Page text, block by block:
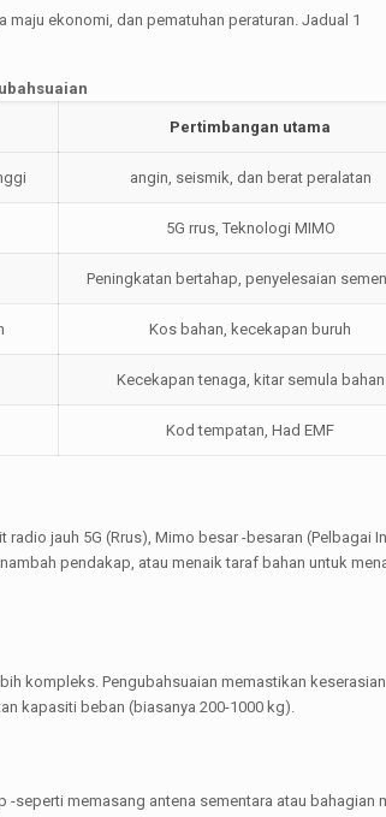
ekonomi, dan pematuhan peraturan. Jadual 1
Pertimbangan utama
angin, seismik, dan berat peralatan
5G rrus, Teknologi MIMO
Peningkatan bertahap, penyelesaian
Kos bahan, kecekapan buruh
Kecekapan tenaga, kitar semula bahan
Kod tempatan, Had EMF
jauh 5G (Rrus), Mimo besar -besaran (Pelbagai
pendakap, atau menaik taraf bahan untuk
kompleks. Pengubahsuaian memastikan
kapasiti beban (biasanya 200-1000 kg).
seperti memasang antena sementara atau bahagian